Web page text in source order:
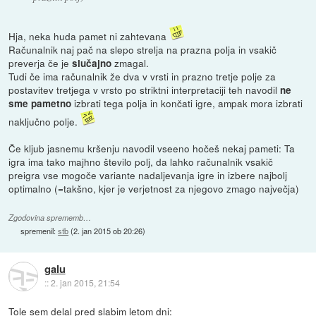
Hja, neka huda pamet ni zahtevana
Računalnik naj pač na slepo strelja na prazna polja in vsakič
preverja če jeslučajno zmagal.
Tudi če ima računalnik že dva v vrsti in prazno tretje polje za
postavitev tretjega v vrsto po striktni interpretaciji teh navodilne
sme pametno izbrati tega polja in končati igre, ampak mora izbrati
naključno polje.
Če kljub jasnemu kršenju navodil vseeno hočeš nekaj pameti: Ta
igra ima tako majhno število polj, da lahko računalnik vsakič
preigra vse mogoče variante nadaljevanja igre in izbere najbolj
optimalno (=takšno, kjer je verjetnost za njegovo zmago največja)
Zgodovina sprememb…
spremenil:stb(2. jan 2015 ob 20:26)
galu
::2. jan 2015, 21:54
Tole sem delal pred slabim letom dni: